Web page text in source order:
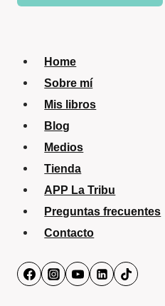
Home
Sobre mí
Mis libros
Blog
Medios
Tienda
APP La Tribu
Preguntas frecuentes
Contacto